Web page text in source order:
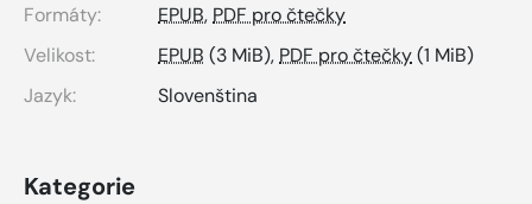
Formáty:
EPUB, PDF pro čtečky
Velikost:
EPUB (3 MiB), PDF pro čtečky(1 MiB)
Jazyk:
Slovenština
Kategorie